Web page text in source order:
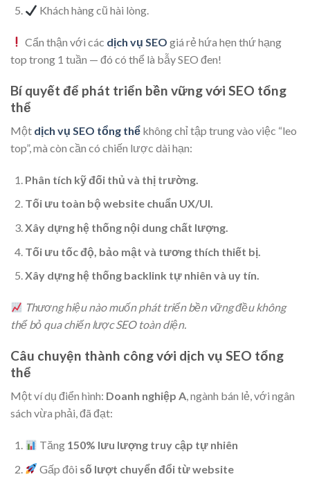
Khách hàng cũ hài lòng.
Cẩn thận với các dịch vụ SEO giá rẻ hứa hẹn thứ hạng
top trong 1 tuần — đó có thể là bẫy SEO đen!
Bí quyết để phát triển bền vững với SEO tổng
thể
Một dịch vụ SEO tổng thể không chỉ tập trung vào việc “leo
top”, mà còn cần có chiến lược dài hạn:
Phân tích kỹ đối thủ và thị trường.
Tối ưu toàn bộ website chuẩn UX/UI.
Xây dựng hệ thống nội dung chất lượng.
Tối ưu tốc độ, bảo mật và tương thích thiết bị.
Xây dựng hệ thống backlink tự nhiên và uy tín.
Thương hiệu nào muốn phát triển bền vững đều không
thể bỏ qua chiến lược SEO toàn diện.
Câu chuyện thành công với dịch vụ SEO tổng
thể
Một ví dụ điển hình: Doanh nghiệp A, ngành bán lẻ, với ngân
sách vừa phải, đã đạt:
Tăng 150% lưu lượng truy cập tự nhiên
Gấp đôi số lượt chuyển đổi từ website